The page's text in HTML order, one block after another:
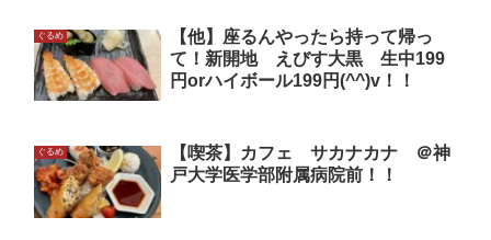
ぐるめ
【他】座るんやったら持って帰っ
て！新開地 えびす大黒 生中199
円orハイボール199円(^^)v！！
ぐるめ
【喫茶】カフェ サカナカナ ＠神
戸大学医学部附属病院前！！